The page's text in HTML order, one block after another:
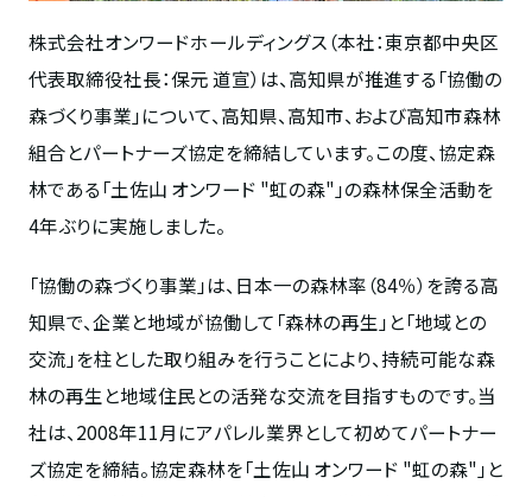
株式会社オンワードホールディングス（本社：東京都中央区
代表取締役社長：保元 道宣）は、高知県が推進する「協働の
森づくり事業」について、高知県、高知市、および高知市森林
組合とパートナーズ協定を締結しています。この度、協定森
林である「土佐山 オンワード "虹の森"」の森林保全活動を
4年ぶりに実施しました。
「協働の森づくり事業」は、日本一の森林率（84％）を誇る高
知県で、企業と地域が協働して「森林の再生」と「地域との
交流」を柱とした取り組みを行うことにより、持続可能な森
林の再生と地域住民との活発な交流を目指すものです。当
社は、2008年11月にアパレル業界として初めてパートナー
ズ協定を締結。協定森林を「土佐山 オンワード "虹の森"」と